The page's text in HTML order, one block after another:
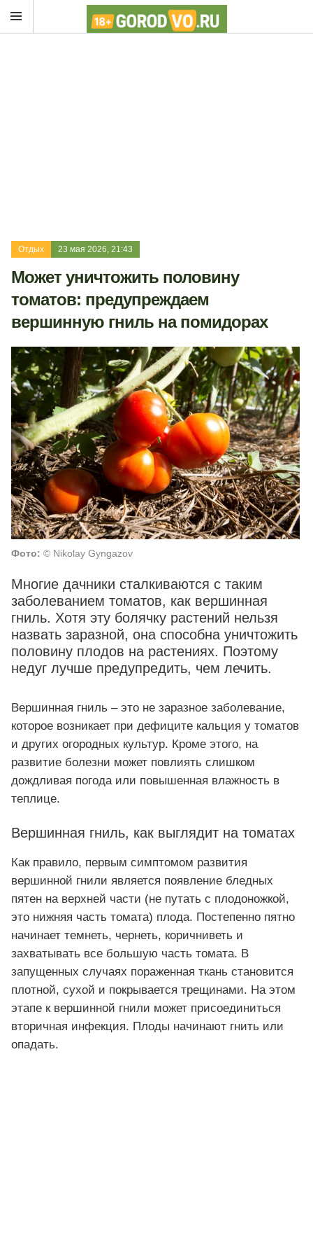
Отдых 23 мая 2026, 21:43
Может уничтожить половину
томатов: предупреждаем
вершинную гниль на помидорах
Фото: © Nikolay Gyngazov
Многие дачники сталкиваются с таким
заболеванием томатов, как вершинная
гниль. Хотя эту болячку растений нельзя
назвать заразной, она способна уничтожить
половину плодов на растениях. Поэтому
недуг лучше предупредить, чем лечить.
Вершинная гниль – это не заразное заболевание,
которое возникает при дефиците кальция у томатов
и других огородных культур. Кроме этого, на
развитие болезни может повлиять слишком
дождливая погода или повышенная влажность в
теплице.
Вершинная гниль, как выглядит на томатах
Как правило, первым симптомом развития
вершинной гнили является появление бледных
пятен на верхней части (не путать с плодоножкой,
это нижняя часть томата) плода. Постепенно пятно
начинает темнеть, чернеть, коричниветь и
захватывать все большую часть томата. В
запущенных случаях пораженная ткань становится
плотной, сухой и покрывается трещинами. На этом
этапе к вершинной гнили может присоединиться
вторичная инфекция. Плоды начинают гнить или
опадать.